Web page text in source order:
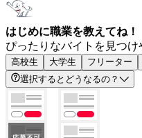
はじめに職業を教えてね！
ぴったりなバイトを見つけ
高校生 大学生 フリーター
選択するとどうなるの？